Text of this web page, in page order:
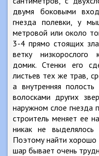
двумя боковыми
гнезда полевки, у
метровой или около
3-4 прямо стоящих
ветку низкорослого
домик. Стенки его
листьев тех же трав,
а внутренняя
волосками других
наружном слое гнезда
строитель меняет ее
никак не выделялось
Поэтому найти хорошо
шар бывает очень